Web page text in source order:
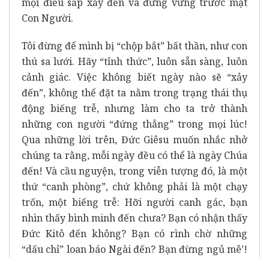
Con Người.
Tôi đừng để mình bị “chộp bắt” bất thần, như con
thú sa lưới. Hãy “tỉnh thức”, luôn sẵn sàng, luôn
cảnh giác. Việc không biết ngày nào sẽ “xảy
đến”, không thể đặt ta nằm trong trạng thái thụ
động biếng trễ, nhưng làm cho ta trở thành
những con người “đứng thẳng” trong mọi lúc!
Qua những lời trên, Đức Giêsu muốn nhắc nhở
chúng ta rằng, mỗi ngày đều có thể là ngày Chúa
đến! Và cầu nguyện, trong viễn tượng đó, là một
thứ “canh phòng”, chứ không phải là một chạy
trốn, một biếng trễ: Hỡi người canh gác, bạn
nhìn thấy bình minh đến chưa? Bạn có nhận thấy
Đức Kitô đến không? Bạn có rình chờ những
“dấu chỉ” loan báo Ngài đến? Bạn đừng ngủ mê’!